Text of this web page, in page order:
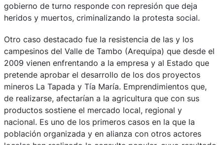
gobierno de turno responde con represión que deja
heridos y muertos, criminalizando la protesta social.
Otro caso destacado fue la resistencia de las y los
campesinos del Valle de Tambo (Arequipa) que desde el
2009 vienen enfrentando a la empresa y al Estado que
pretende aprobar el desarrollo de los dos proyectos
mineros La Tapada y Tía María. Emprendimientos que,
de realizarse, afectarían a la agricultura que con sus
productos sostiene el mercado local, regional y
nacional. Es uno de los primeros casos en la que la
población organizada y en alianza con otros actores